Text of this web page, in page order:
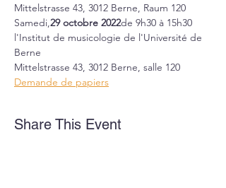
Mittelstrasse 43, 3012 Berne, Raum 120
Samedi,29 octobre 2022de 9h30 à 15h30
l'Institut de musicologie de l'Université de
Berne
Mittelstrasse 43, 3012 Berne, salle 120
Demande de papiers
Share This Event